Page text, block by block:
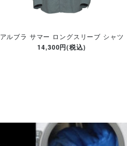
アルブラ サマー ロングスリーブ シャツ
14,300円(税込)